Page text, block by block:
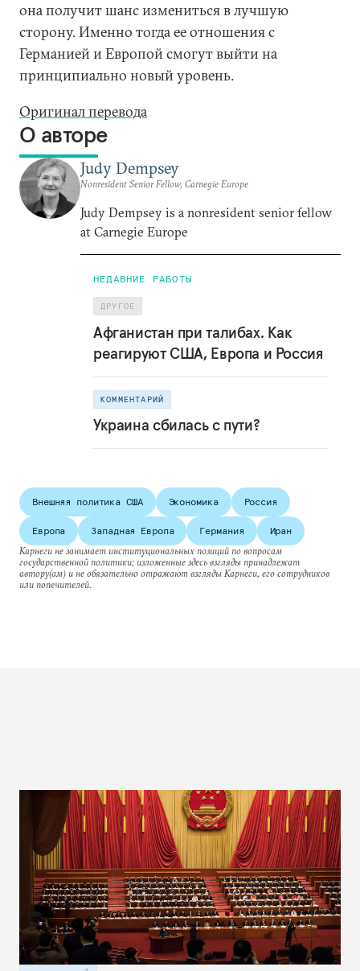
она получит шанс измениться в лучшую
сторону. Именно тогда ее отношения с
Германией и Европой смогут выйти на
принципиально новый уровень.
Оригинал перевода
О авторе
Judy Dempsey
Nonresident Senior Fellow, Carnegie Europe
Judy Dempsey is a nonresident senior fellow
at Carnegie Europe
НЕДАВНИЕ РАБОТЫ
ДРУГОЕ
Афганистан при талибах. Как
реагируют США, Европа и Россия
КОММЕНТАРИЙ
Украина сбилась с пути?
Внешняя политика США Экономика Россия
Европа Западная Европа Германия
Иран
Карнеги не занимает институциональных позиций по вопросам
государственной политики; изложенные здесь взгляды принадлежат
автору(ам) и не обязательно отражают взгляды Карнеги, его сотрудников
или попечителей.